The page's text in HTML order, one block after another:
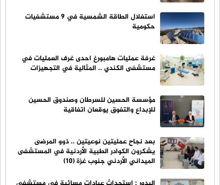
استغلال الطاقة الشمسية في 9 مستشفيات
حكومية
غرفة عمليات هامبورغ احدى غرف العمليات في
مستشفى الكندي .. المثالية في التجهيزات
مؤسسة الحسين للسرطان وصندوق الحسين
للإبداع والتفوق يوقعان اتفاقية
بعد نجاح عمليتين نوعيتين .. ذوو المرضى
يشكرون الكوادر الطبية الأردنية في المستشفى
الميداني الأردني جنوب غزة (10)